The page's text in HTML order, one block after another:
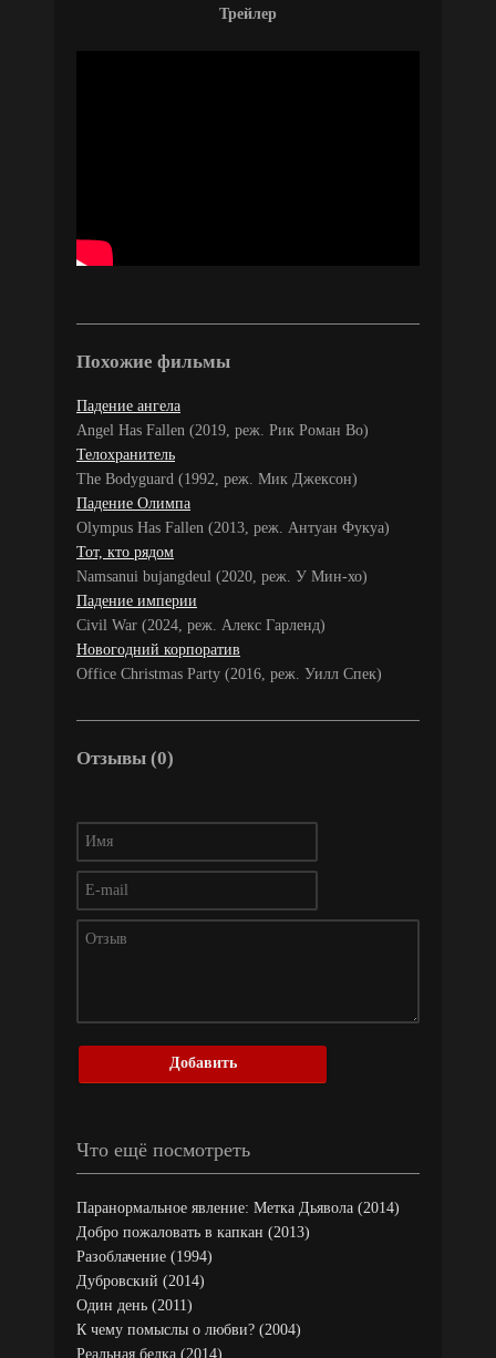
Трейлер
Похожие фильмы
Падение ангела
Angel Has Fallen (2019, реж. Рик Роман Во)
Телохранитель
The Bodyguard (1992, реж. Мик Джексон)
Падение Олимпа
Olympus Has Fallen (2013, реж. Антуан Фукуа)
Тот, кто рядом
Namsanui bujangdeul (2020, реж. У Мин-хо)
Падение империи
Civil War (2024, реж. Алекс Гарленд)
Новогодний корпоратив
Office Christmas Party (2016, реж. Уилл Спек)
Отзывы (0)
Добавить
Что ещё посмотреть
Паранормальное явление: Метка Дьявола (2014)
Добро пожаловать в капкан (2013)
Разоблачение (1994)
Дубровский (2014)
Один день (2011)
К чему помыслы о любви? (2004)
Реальная белка (2014)